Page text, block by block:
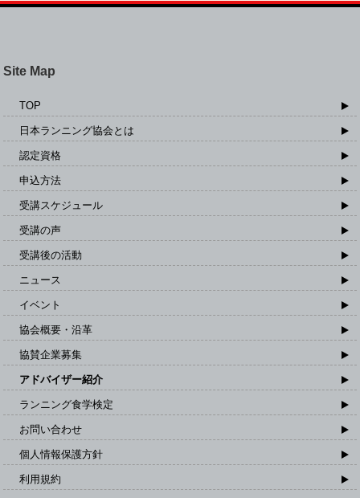
Site Map
TOP
日本ランニング協会とは
認定資格
申込方法
受講スケジュール
受講の声
受講後の活動
ニュース
イベント
協会概要・沿革
協賛企業募集
アドバイザー紹介
ランニング食学検定
お問い合わせ
個人情報保護方針
利用規約